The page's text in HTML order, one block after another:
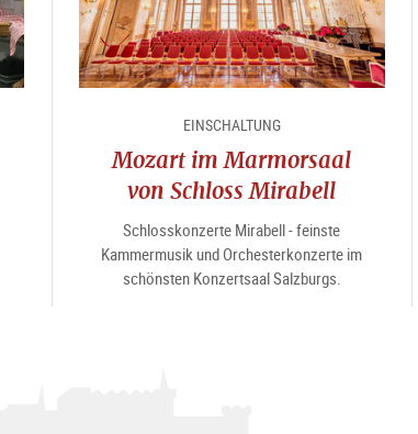
EINSCHALTUNG
Mozart im Marmorsaal
von Schloss Mirabell
Schlosskonzerte Mirabell - feinste
Kammermusik und Orchesterkonzerte im
schönsten Konzertsaal Salzburgs.